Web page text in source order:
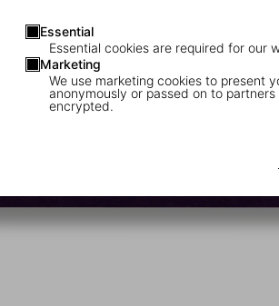
Essential
Essential cookies are required for our
Marketing
We use marketing cookies to present
anonymously or passed on to
encrypted.